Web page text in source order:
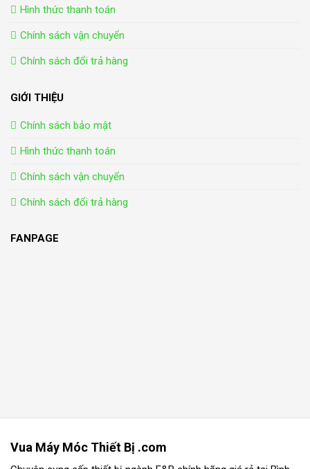
Hình thức thanh toán
Chính sách vận chuyển
Chính sách đổi trả hàng
GIỚI THIỆU
Chính sách bảo mật
Hình thức thanh toán
Chính sách vận chuyển
Chính sách đổi trả hàng
FANPAGE
Vua Máy Móc Thiết Bị .com